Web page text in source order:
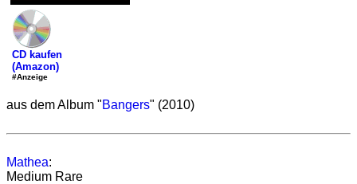
CD kaufen
(Amazon)
#Anzeige
aus dem Album "Bangers" (2010)
Mathea:
Medium Rare